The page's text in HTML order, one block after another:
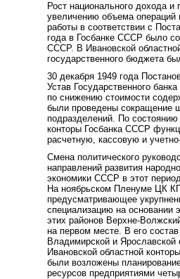
Рост национального дохода
увеличению объема операций
работы в соответствии с
года в Госбанке СССР было
СССР. В Ивановской
государственного бюджета
30 декабря 1949 года
Устав Государственного
по снижению стоимости
были проведены сокращение
подразделений. По состоянию
конторы Госбанка СССР
расчетную, кассовую и
Смена политического
направлений развития
экономики СССР в этот
На ноябрьском Пленуме ЦК
предусматривающее
специализацию на основании
этих районов Верхне-
на первом месте. В его
Владимирской и Ярославской
Ивановской областной
были возложены
ресурсов предприятиями